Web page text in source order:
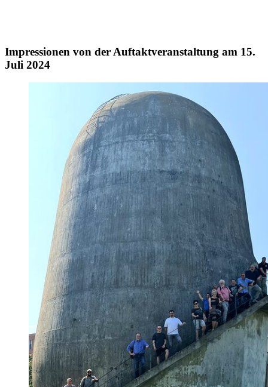
Impressionen von der Auftaktveranstaltung am 15.
Juli 2024